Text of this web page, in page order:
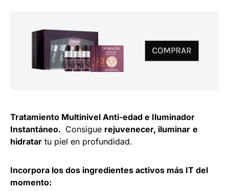
Tratamiento Multinivel Anti-edad e Iluminador
Instantáneo. Consigue rejuvenecer, iluminar e
hidratar tu piel en profundidad.
Incorpora los dos ingredientes activos más IT del
momento: